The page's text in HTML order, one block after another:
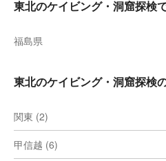
東北のケイビング・洞窟探検
福島県
東北のケイビング・洞窟探検
関東 (2)
甲信越 (6)